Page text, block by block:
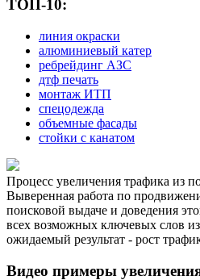
ТОП-10:
линия окраски
алюминиевый катер
ребрейдинг АЗС
дтф печать
монтаж ИТП
спецодежда
объемные фасады
стойки с канатом
Процесс увеличения трафика из
Выверенная работа по
поисковой выдаче и доведения
всех возможных ключевых слов из
ожидаемый результат - рост
Видео примеры